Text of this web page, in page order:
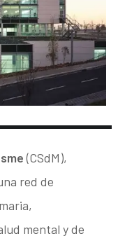
(CSdM),
red de
mental y de